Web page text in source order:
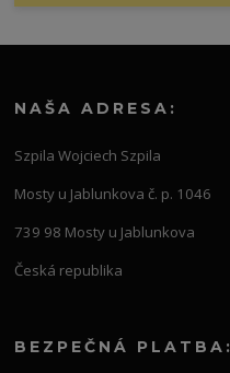
NAŠA ADRESA:
Szpila Wojciech Szpila
Mosty u Jablunkova č. p. 1046
739 98 Mosty u Jablunkova
Česká republika
BEZPEČNÁ PLATBA: